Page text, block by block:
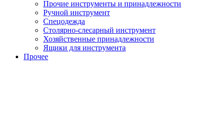
Прочие инструменты и принадлежности
Ручной инструмент
Спецодежда
Столярно-слесарный инструмент
Хозяйственные принадлежности
Ящики для инструмента
Прочее